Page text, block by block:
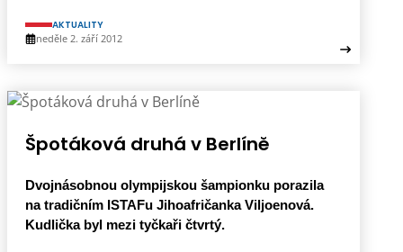
AKTUALITY
neděle 2. září 2012
Špotáková druhá v Berlíně
Dvojnásobnou olympijskou šampionku porazila
na tradičním ISTAFu Jihoafričanka Viljoenová.
Kudlička byl mezi tyčkaři čtvrtý.